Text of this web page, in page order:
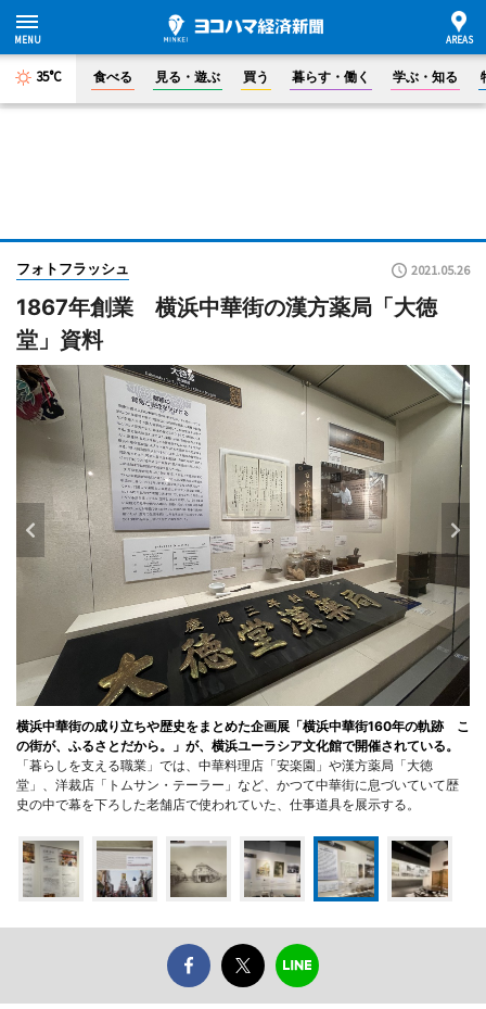
35°C 食べる 見る・遊ぶ 買う 暮らす・働く 学ぶ・知る
フォトフラッシュ 2021.05.26
1867年創業 横浜中華街の漢方薬局「大徳
堂」資料
横浜中華街の成り立ちや歴史をまとめた企画展「横浜中華街160年の軌跡 こ
の街が、ふるさとだから。」が、横浜ユーラシア文化館で開催されている。
「暮らしを支える職業」では、中華料理店「安楽園」や漢方薬局「大徳
堂」、洋裁店「トムサン・テーラー」など、かつて中華街に息づいていて歴
史の中で幕を下ろした老舗店で使われていた、仕事道具を展示する。